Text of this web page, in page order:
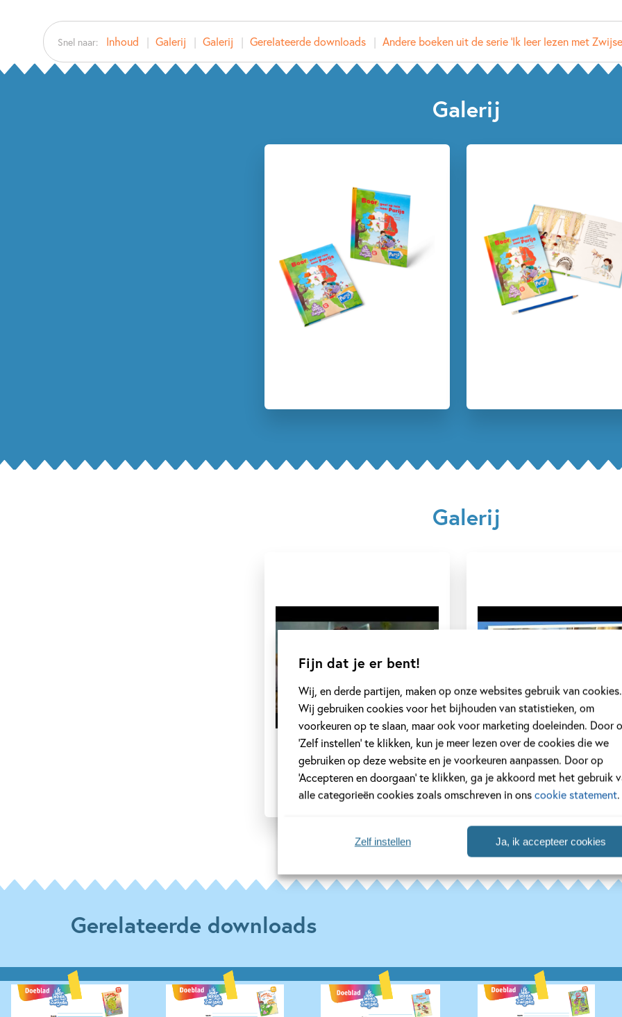
Fijn dat je er bent!
Wij, en derde partijen, maken op onze websites gebruik van cookies.
Wij gebruiken cookies voor het bijhouden van statistieken, om
voorkeuren op te slaan, maar ook voor marketing doeleinden. Door
‘Zelf instellen’ te klikken, kun je meer lezen over de cookies die we
gebruiken op deze website en je voorkeuren aanpassen. Door op
‘Accepteren en doorgaan’ te klikken, ga je akkoord met het gebruik
alle categorieën cookies zoals omschreven in onscookie statement.
Ja, ik accepteer cookies
Zelf instellen
ISBN:
NUR:
287
Type:
Illustrator:
Kenmerken van dit boek
5 – 7 jaar
7 – 9 jaar
Dagelijks leven
Op &
Woorden & taal
Snel naar: Inhoud Galerij Galerij Gerelateerde downloads Andere boeken uit de serie 'Ik leer lezen met
Galerij
Galerij
Gerelateerde downloads